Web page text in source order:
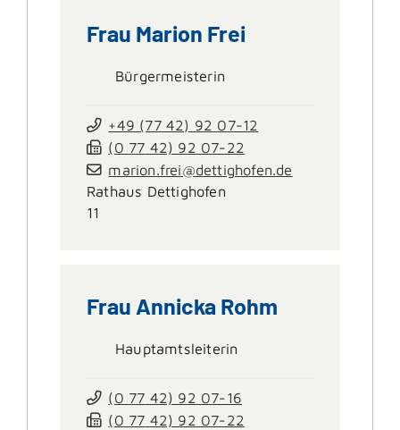
Frau Marion Frei
Bürgermeisterin
+49 (77 42) 92 07-12
(0 77 42) 92 07-22
marion.frei@dettighofen.de
Rathaus Dettighofen
11
Frau Annicka Rohm
Hauptamtsleiterin
(0 77 42) 92 07-16
(0 77 42) 92 07-22